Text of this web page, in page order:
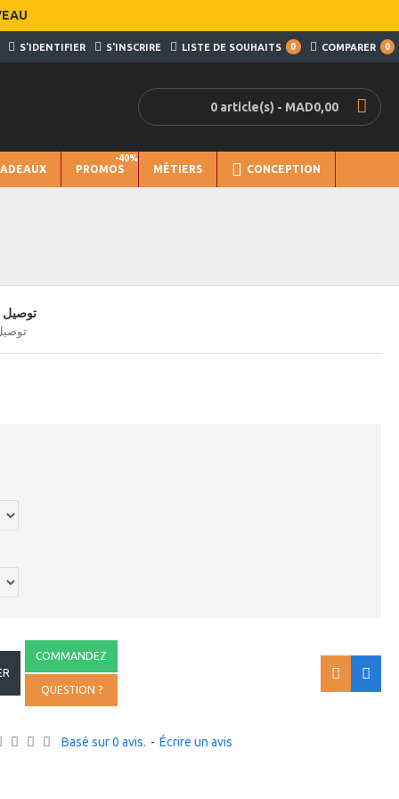
S'IDENTIFIER S'INSCRIRE LISTE DE SOUHAITS 0 COMPARER 0
0 article(s) - MAD0,00
PROMOS
-40%
MÉTIERS CONCEPTION
توصيل
Basé sur 0 avis. - Écrire un avis
COMMANDEZ
QUESTION ?